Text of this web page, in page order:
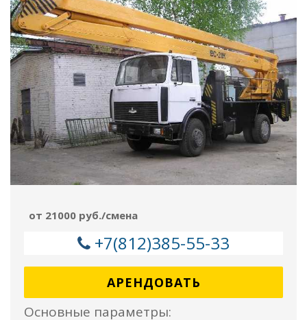
от 21000 руб./смена
+7(812)385-55-33
АРЕНДОВАТЬ
Основные параметры: